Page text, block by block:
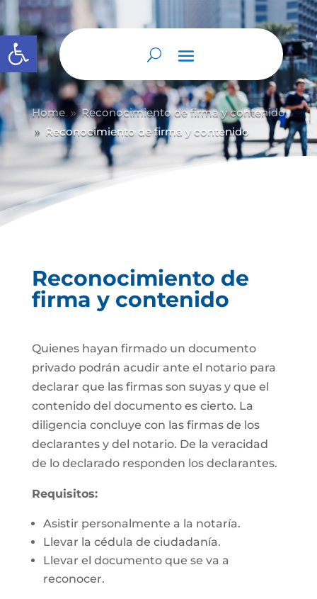
Abrir barra de herramientas
Home 9 Reconocimiento de firma y contenido
9 Reconocimiento de firma y contenido
Reconocimiento de
firma y contenido
Quienes hayan firmado un documento
privado podrán acudir ante el notario para
declarar que las firmas son suyas y que el
contenido del documento es cierto. La
diligencia concluye con las firmas de los
declarantes y del notario. De la veracidad
de lo declarado responden los declarantes.
Requisitos:
Asistir personalmente a la notaría.
Llevar la cédula de ciudadanía.
Llevar el documento que se va a
reconocer.